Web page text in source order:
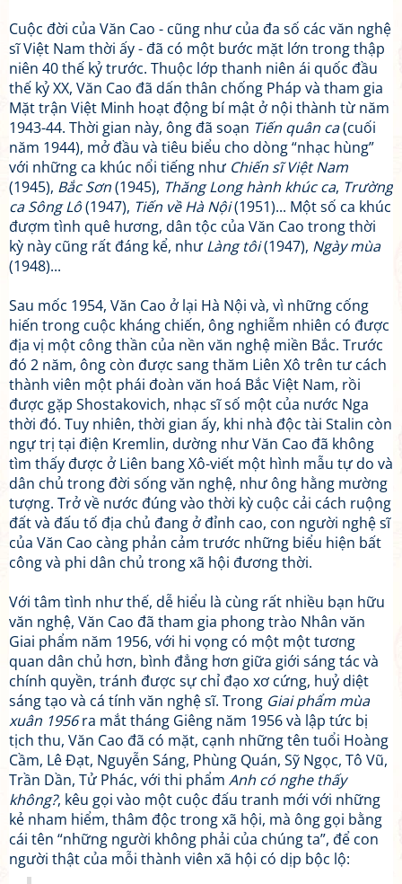
Cuộc đời của Văn Cao - cũng như của đa số các văn nghệ
sĩ Việt Nam thời ấy - đã có một bước mặt lớn trong thập
niên 40 thế kỷ trước. Thuộc lớp thanh niên ái quốc đầu
thế kỷ XX, Văn Cao đã dấn thân chống Pháp và tham gia
Mặt trận Việt Minh hoạt động bí mật ở nội thành từ năm
1943-44. Thời gian này, ông đã soạn Tiến quân ca(cuối
năm 1944), mở đầu và tiêu biểu cho dòng “nhạc hùng”
với những ca khúc nổi tiếng như Chiến sĩ Việt Nam
(1945), Bắc Sơn(1945), Thăng Long hành khúc ca, Trường
ca Sông Lô(1947), Tiến về Hà Nội(1951)... Một số ca khúc
đượm tình quê hương, dân tộc của Văn Cao trong thời
kỳ này cũng rất đáng kể, như Làng tôi(1947), Ngày mùa
(1948)...
Sau mốc 1954, Văn Cao ở lại Hà Nội và, vì những cống
hiến trong cuộc kháng chiến, ông nghiễm nhiên có được
địa vị một công thần của nền văn nghệ miền Bắc. Trước
đó 2 năm, ông còn được sang thăm Liên Xô trên tư cách
thành viên một phái đoàn văn hoá Bắc Việt Nam, rồi
được gặp Shostakovich, nhạc sĩ số một của nước Nga
thời đó. Tuy nhiên, thời gian ấy, khi nhà độc tài Stalin còn
ngự trị tại điện Kremlin, dường như Văn Cao đã không
tìm thấy được ở Liên bang Xô-viết một hình mẫu tự do và
dân chủ trong đời sống văn nghệ, như ông hằng mường
tượng. Trở về nước đúng vào thời kỳ cuộc cải cách ruộng
đất và đấu tố địa chủ đang ở đỉnh cao, con người nghệ sĩ
của Văn Cao càng phản cảm trước những biểu hiện bất
công và phi dân chủ trong xã hội đương thời.
Với tâm tình như thế, dễ hiểu là cùng rất nhiều bạn hữu
văn nghệ, Văn Cao đã tham gia phong trào Nhân văn
Giai phẩm năm 1956, với hi vọng có một một tương
quan dân chủ hơn, bình đẳng hơn giữa giới sáng tác và
chính quyền, tránh được sự chỉ đạo xơ cứng, huỷ diệt
sáng tạo và cá tính văn nghệ sĩ. Trong Giai phẩm mùa
xuân 1956ra mắt tháng Giêng năm 1956 và lập tức bị
tịch thu, Văn Cao đã có mặt, cạnh những tên tuổi Hoàng
Cầm, Lê Đạt, Nguyễn Sáng, Phùng Quán, Sỹ Ngọc, Tô Vũ,
Trần Dần, Tử Phác, với thi phẩm Anh có nghe thấy
không?, kêu gọi vào một cuộc đấu tranh mới với những
kẻ nham hiểm, thâm độc trong xã hội, mà ông gọi bằng
cái tên “những người không phải của chúng ta”, để con
người thật của mỗi thành viên xã hội có dịp bộc lộ: